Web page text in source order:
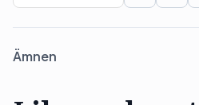
Ämnen